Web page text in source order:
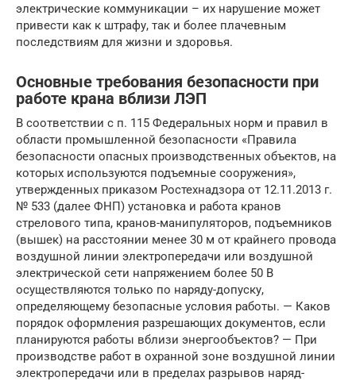
электрические коммуникации – их нарушение может
привести как к штрафу, так и более плачевным
последствиям для жизни и здоровья.
Основные требования безопасности при
работе крана вблизи ЛЭП
В соответствии с п. 115 Федеральных норм и правил в
области промышленной безопасности «Правила
безопасности опасных производственных объектов, на
которых используются подъемные сооружения»,
утвержденных приказом Ростехнадзора от 12.11.2013 г.
№ 533 (далее ФНП) установка и работа кранов
стрелового типа, кранов-манипуляторов, подъемников
(вышек) на расстоянии менее 30 м от крайнего провода
воздушной линии электропередачи или воздушной
электрической сети напряжением более 50 В
осуществляются только по наряду-допуску,
определяющему безопасные условия работы. — Каков
порядок оформления разрешающих документов, если
планируются работы вблизи энергообъектов? — При
производстве работ в охранной зоне воздушной линии
электропередачи или в пределах разрывов наряд-